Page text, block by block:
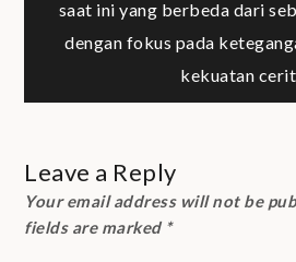
saat ini yang berbeda dari
dengan fokus pada
kekuatan
Leave a Reply
Your email address will not be
fields are marked *